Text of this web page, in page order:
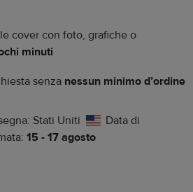
cover con foto, grafiche o
minuti
senza nessun minimo d’ordine
Stati Uniti
Data di
15 - 17 agosto